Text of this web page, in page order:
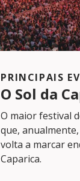
PRINCIPAIS
O Sol da
O maior festival
que,
volta a marcar
Caparica.